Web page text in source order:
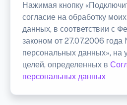
Нажимая кнопку
согласие на обработку
данных, в соответствии с
законом от 27.07.2006
персональных данных», на
целей, определенных в
персональных данных